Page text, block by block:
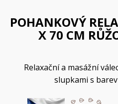
POHANKOVÝ
X 70 CM
Relaxační a masážní
slupkami s